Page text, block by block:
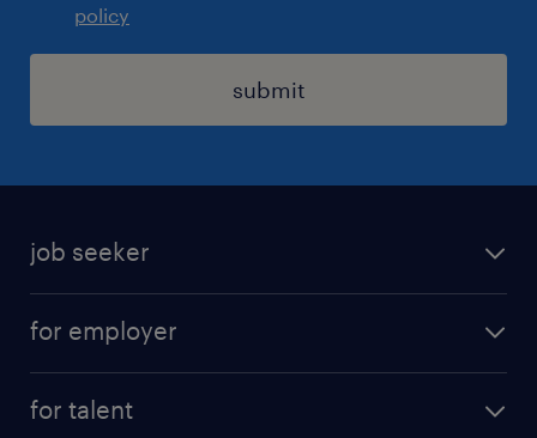
policy
submit
job seeker
job at Amazon
for employer
for talent